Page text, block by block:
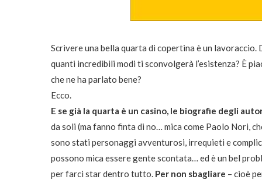
Scrivere una bella quarta di copertina è un
quanti incredibili modi ti sconvolgerà l’esistenza? È
che ne ha parlato bene?
Ecco.
E se già la quarta è un casino, le biografie degli
da soli (ma fanno finta di no… mica come Paolo Nori,
sono stati personaggi avventurosi, irrequieti e
possono mica essere gente scontata… ed è un bel
per farci star dentro tutto. Per non sbagliare – cioè